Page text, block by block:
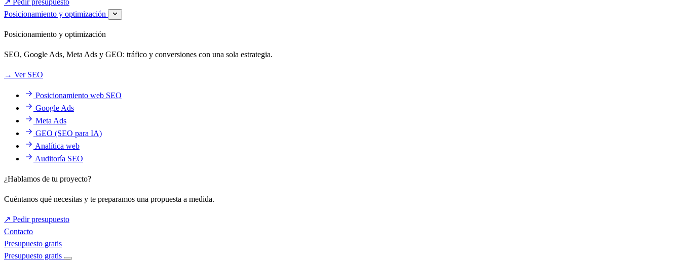
↗ Pedir presupuesto
Posicionamiento y optimización
Posicionamiento y optimización
SEO, Google Ads, Meta Ads y GEO: tráfico y conversiones con una sola estrategia.
→ Ver SEO
Posicionamiento web SEO
Google Ads
Meta Ads
GEO (SEO para IA)
Analítica web
Auditoría SEO
¿Hablamos de tu proyecto?
Cuéntanos qué necesitas y te preparamos una propuesta a medida.
↗ Pedir presupuesto
Contacto
Presupuesto gratis
Presupuesto gratis